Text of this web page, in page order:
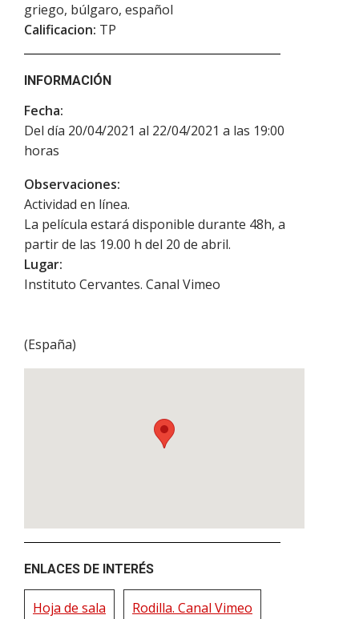
griego, búlgaro, español
Calificacion: TP
INFORMACIÓN
Fecha:
Del día 20/04/2021 al 22/04/2021 a las 19:00
horas
Observaciones:
Actividad en línea.
La película estará disponible durante 48h, a
partir de las 19.00 h del 20 de abril.
Lugar:
Instituto Cervantes. Canal Vimeo
(España)
ENLACES DE INTERÉS
Hoja de sala Rodilla. Canal Vimeo